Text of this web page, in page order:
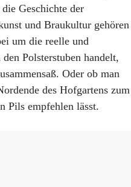
Geschichte der
und Braukultur gehören
um die reelle und
Polsterstuben handelt,
Oder ob man
des Hofgartens zum
Pils empfehlen lässt.